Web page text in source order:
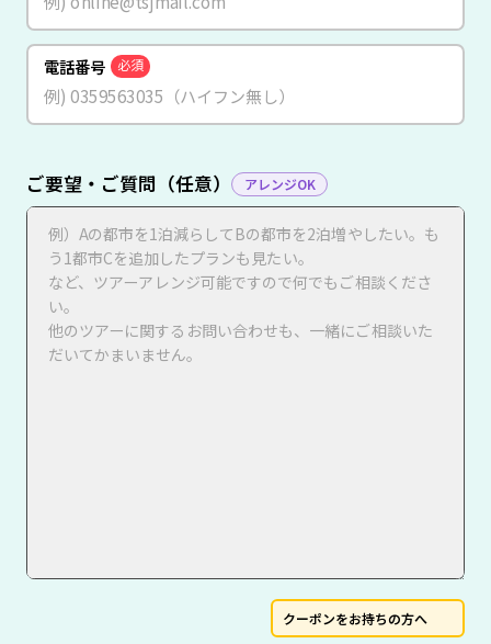
電話番号 必須
ご要望・ご質問（任意） アレンジOK
クーポンをお持ちの方へ